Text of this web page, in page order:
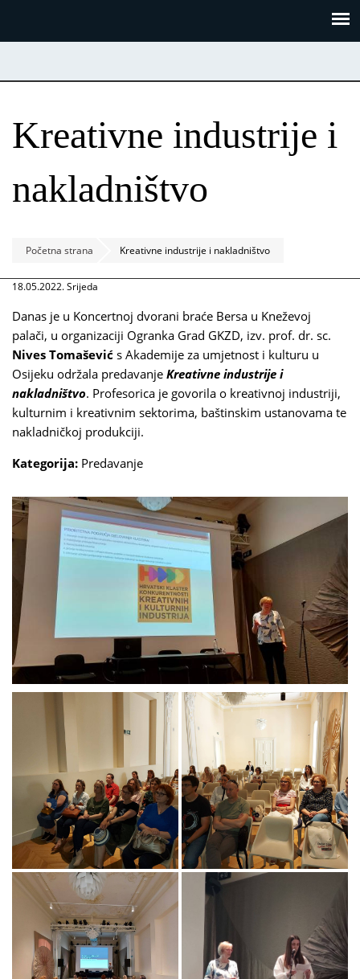
Kreativne industrije i
nakladništvo
Početna strana Kreativne industrije i nakladništvo
18.05.2022. Srijeda
Danas je u Koncertnoj dvorani braće Bersa u Kneževoj
palači, u organizaciji Ogranka Grad GKZD, izv. prof. dr. sc.
Nives Tomašević s Akademije za umjetnost i kulturu u
Osijeku održala predavanje Kreativne industrije i
nakladništvo. Profesorica je govorila o kreativnoj industriji,
kulturnim i kreativnim sektorima, baštinskim ustanovama te
nakladničkoj produkciji.
Kategorija: Predavanje